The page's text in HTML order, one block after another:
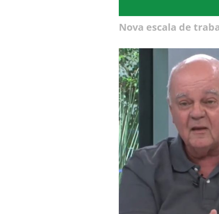
Nova escala de